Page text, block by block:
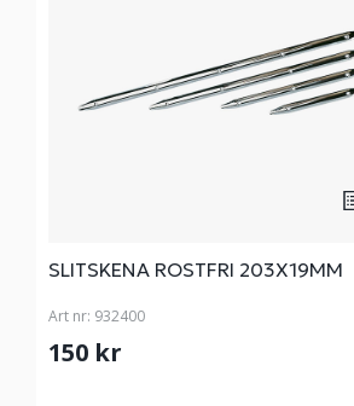
SLITSKENA ROSTFRI 203X19MM
Art nr: 932400
150 kr